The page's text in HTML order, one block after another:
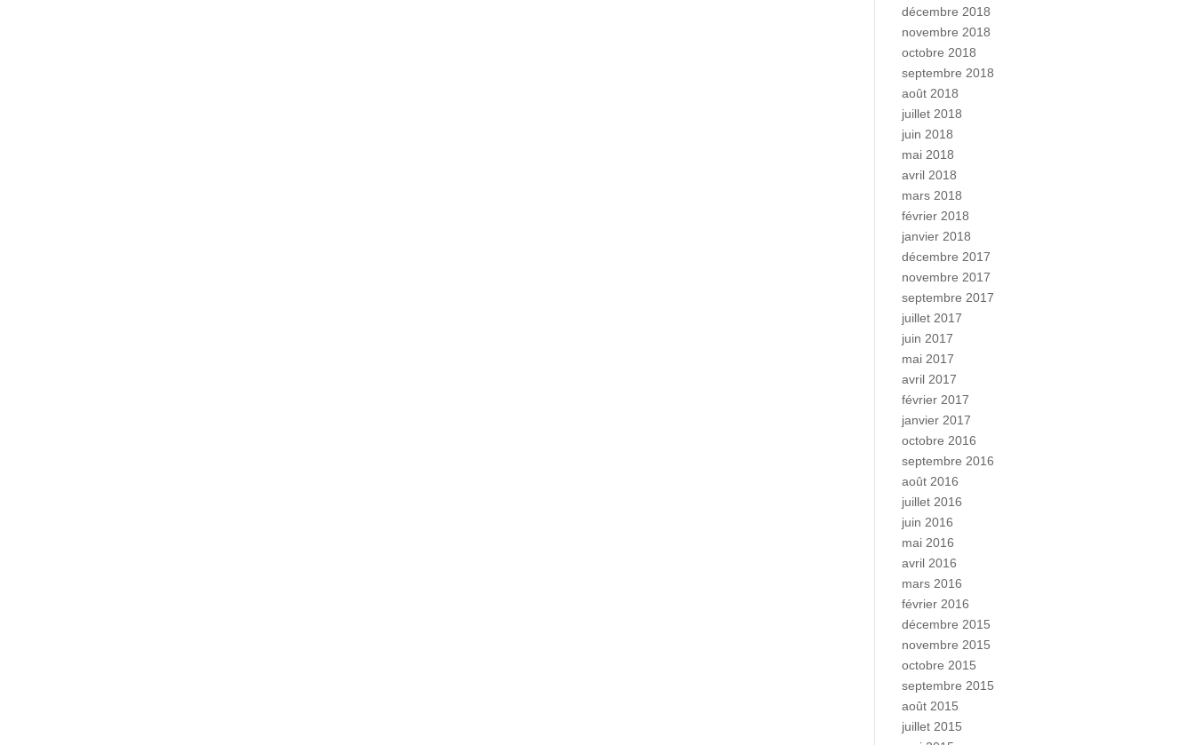
décembre 2018
novembre 2018
octobre 2018
septembre 2018
août 2018
juillet 2018
juin 2018
mai 2018
avril 2018
mars 2018
février 2018
janvier 2018
décembre 2017
novembre 2017
septembre 2017
juillet 2017
juin 2017
mai 2017
avril 2017
février 2017
janvier 2017
octobre 2016
septembre 2016
août 2016
juillet 2016
juin 2016
mai 2016
avril 2016
mars 2016
février 2016
décembre 2015
novembre 2015
octobre 2015
septembre 2015
août 2015
juillet 2015